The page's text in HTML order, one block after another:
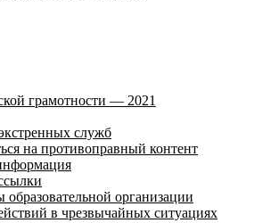
грамотности — 2021
служб
на противоправный контент
образовательной организации
в чрезвычайных ситуациях